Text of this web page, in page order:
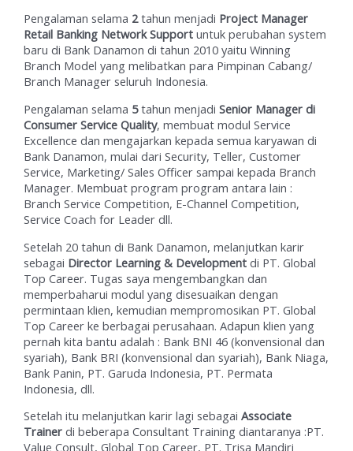
Pengalaman selama 2tahun menjadi Project Manager
Retail Banking Network Support untuk perubahan system
baru di Bank Danamon di tahun 2010 yaitu Winning
Branch Model yang melibatkan para Pimpinan Cabang/
Branch Manager seluruh Indonesia.
Pengalaman selama 5tahun menjadiSenior Manager di
Consumer Service Quality, membuat modul Service
Excellence dan mengajarkan kepada semua karyawan di
Bank Danamon, mulai dari Security, Teller, Customer
Service, Marketing/ Sales Officer sampai kepada Branch
Manager. Membuat program program antara lain :
Branch Service Competition, E-Channel Competition,
Service Coach for Leader dll.
Setelah 20 tahun di Bank Danamon, melanjutkan karir
sebagai Director Learning & Development di PT. Global
Top Career. Tugas saya mengembangkan dan
memperbaharui modul yang disesuaikan dengan
permintaan klien, kemudian mempromosikan PT. Global
Top Career ke berbagai perusahaan. Adapun klien yang
pernah kita bantu adalah : Bank BNI 46 (konvensional dan
syariah), Bank BRI (konvensional dan syariah), Bank Niaga,
Bank Panin, PT. Garuda Indonesia, PT. Permata
Indonesia, dll.
Setelah itu melanjutkan karir lagi sebagaiAssociate
Trainer di beberapa Consultant Training diantaranya :PT.
Value Consult, Global Top Career, PT. Trisa Mandiri